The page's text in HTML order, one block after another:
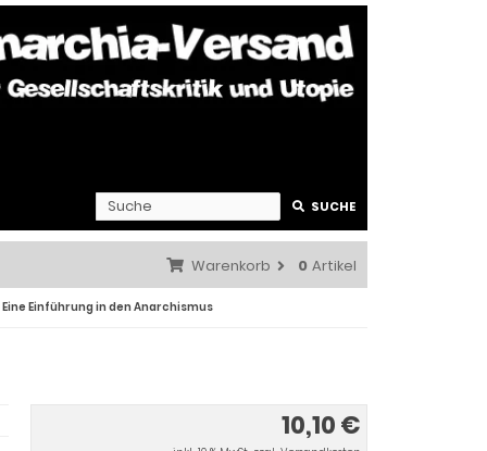
SUCHE
Warenkorb 0 Artikel
Einführung in den Anarchismus
10,10 €